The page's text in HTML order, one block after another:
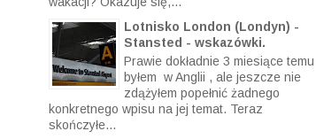
Niedawno obiecałem Wam
aktualizację ubiegłorocznych
rumuńskich informacji
praktycznych . Co się zmieniło od ostatnich
wakacji? Okazuje się,...
Lotnisko London (Londyn) -
Stansted - wskazówki.